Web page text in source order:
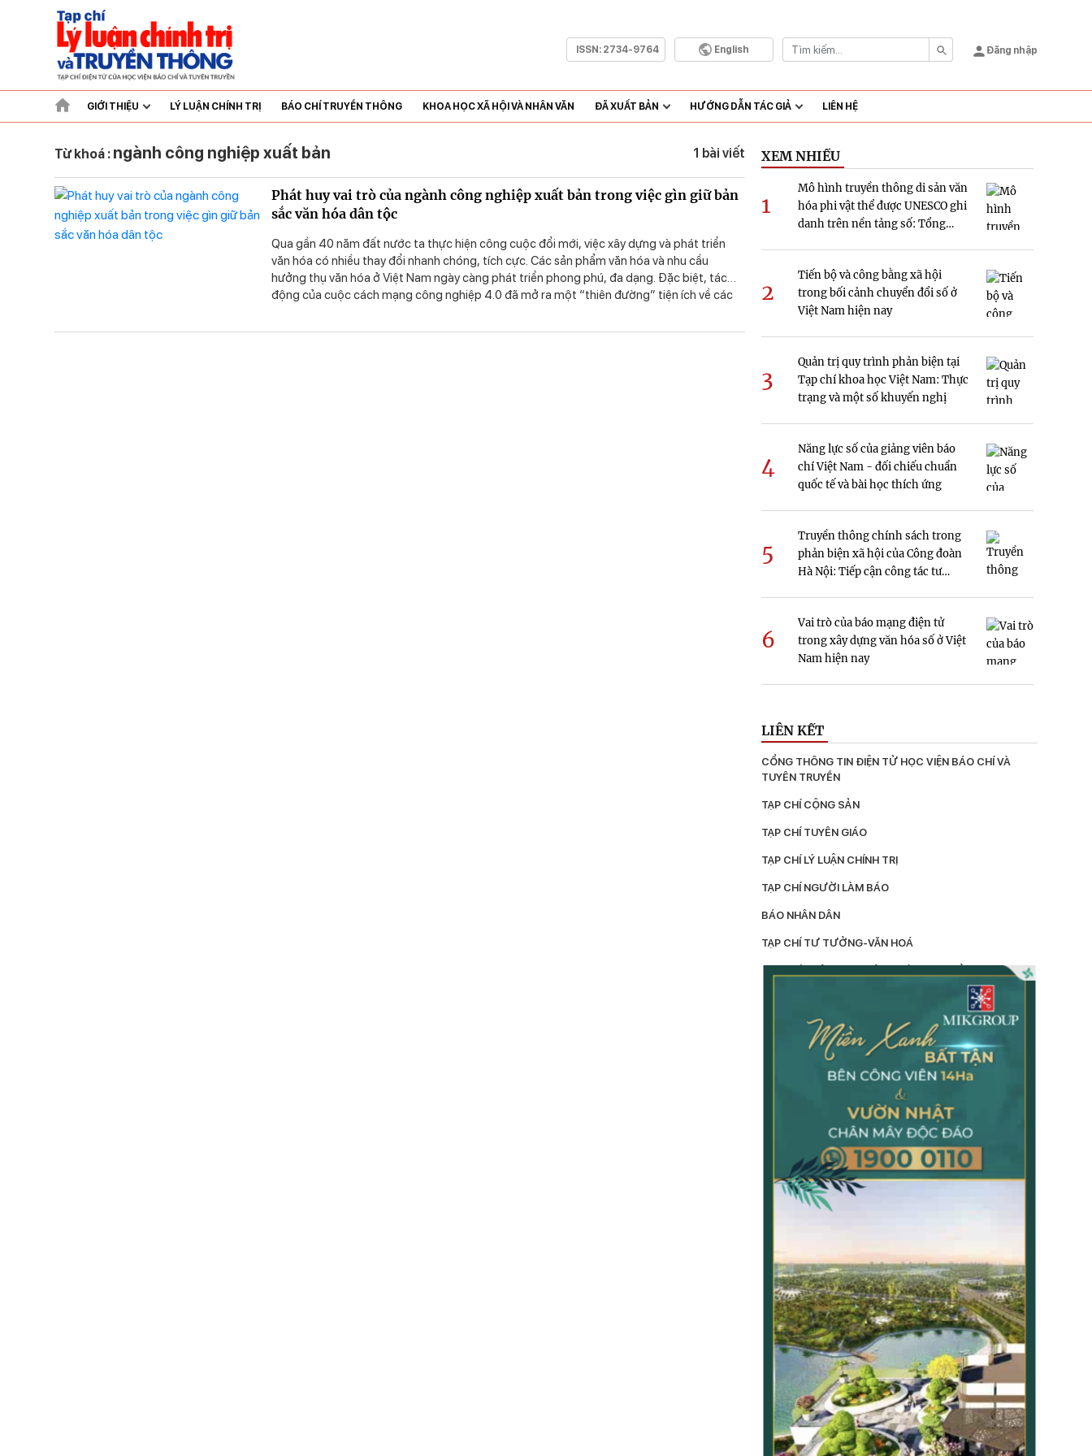
ISSN: 2734-9764 English Đăng nhập
GIỚI THIỆU LÝ LUẬN CHÍNH TRỊ BÁO CHÍ TRUYỀN THÔNG KHOA HỌC XÃ HỘI VÀ NHÂN VĂN ĐÃ XUẤT BẢN HƯỚNG DẪN TÁC GIẢ LIÊN HỆ
Từ khoá : ngành công nghiệp xuất bản 1 bài viết
Phát huy vai trò của ngành công nghiệp xuất bản trong việc gìn giữ bản
sắc văn hóa dân tộc
Qua gần 40 năm đất nước ta thực hiện công cuộc đổi mới, việc xây dựng và phát triển
văn hóa có nhiều thay đổi nhanh chóng, tích cực. Các sản phẩm văn hóa và nhu cầu
hưởng thụ văn hóa ở Việt Nam ngày càng phát triển phong phú, đa dạng. Đặc biệt, tác
động của cuộc cách mạng công nghiệp 4.0 đã mở ra một “thiên đường” tiện ích về các
tuyến,… Sự thay đổi mang tính bước ngoặt ấy mang đến nhiều cơ hội phát triển cho
XEM NHIỀU
1
Mô hình truyền thông di sản văn
hóa phi vật thể được UNESCO ghi
danh trên nền tảng số: Tổng
2
Tiến bộ và công bằng xã hội
trong bối cảnh chuyển đổi số ở
Việt Nam hiện nay
3
Quản trị quy trình phản biện tại
Tạp chí khoa học Việt Nam: Thực
trạng và một số khuyến nghị
4
Năng lực số của giảng viên báo
chí Việt Nam - đối chiếu chuẩn
quốc tế và bài học thích ứng
5
Truyền thông chính sách trong
phản biện xã hội của Công đoàn
Hà Nội: Tiếp cận công tác tư
6
Vai trò của báo mạng điện tử
trong xây dựng văn hóa số ở Việt
Nam hiện nay
LIÊN KẾT
CỔNG THÔNG TIN ĐIỆN TỬ HỌC VIỆN BÁO CHÍ VÀ
TUYÊN TRUYỀN
TẠP CHÍ CỘNG SẢN
TẠP CHÍ TUYÊN GIÁO
TẠP CHÍ LÝ LUẬN CHÍNH TRỊ
TẠP CHÍ NGƯỜI LÀM BÁO
BÁO NHÂN DÂN
TẠP CHÍ TƯ TƯỞNG-VĂN HOÁ
TẠP CHÍ KIỂM TRA
TẠP CHÍ XÂY DỰNG ĐẢNG
TẠP CHÍ DÂN VẬN
TẠP CHÍ GIÁO DỤC LÝ LUẬN
TẠP CHÍ KHOA HỌC CHÍNH TRỊ